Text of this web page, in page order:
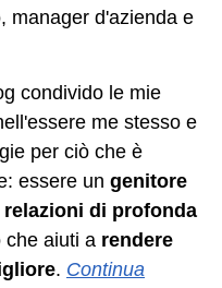
manager d'azienda e
condivido le mie
me stesso e
per ciò che è
essere un genitore
relazioni di profonda
che aiuti a rendere
. Continua